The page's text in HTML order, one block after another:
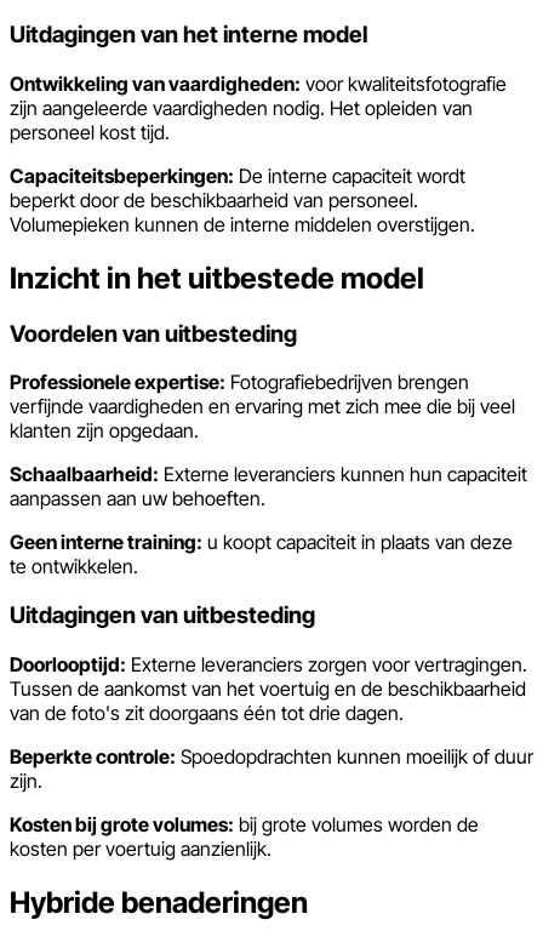
Uitdagingen van het interne model
Ontwikkeling van vaardigheden: voor kwaliteitsfotografie
zijn aangeleerde vaardigheden nodig. Het opleiden van
personeel kost tijd.
Capaciteitsbeperkingen: De interne capaciteit wordt
beperkt door de beschikbaarheid van personeel.
Volumepieken kunnen de interne middelen overstijgen.
Inzicht in het uitbestede model
Voordelen van uitbesteding
Professionele expertise: Fotografiebedrijven brengen
verfijnde vaardigheden en ervaring met zich mee die bij veel
klanten zijn opgedaan.
Schaalbaarheid: Externe leveranciers kunnen hun capaciteit
aanpassen aan uw behoeften.
Geen interne training: u koopt capaciteit in plaats van deze
te ontwikkelen.
Uitdagingen van uitbesteding
Doorlooptijd: Externe leveranciers zorgen voor vertragingen.
Tussen de aankomst van het voertuig en de beschikbaarheid
van de foto's zit doorgaans één tot drie dagen.
Beperkte controle: Spoedopdrachten kunnen moeilijk of duur
zijn.
Kosten bij grote volumes: bij grote volumes worden de
kosten per voertuig aanzienlijk.
Hybride benaderingen